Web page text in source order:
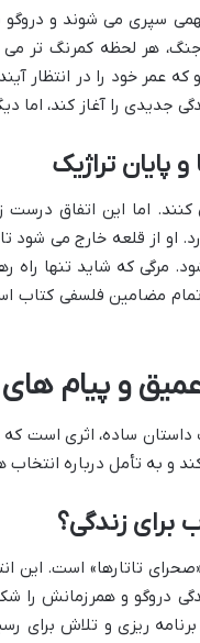
سپری می شوند و
هر لحظه کمرنگ تر می
عمر خود را در انتظار
جدیدی را آغاز کند، اما
پایان تراژیک
کنند. اما این اتفاق
او از قلعه خارج می
مرگی که شاید تنها راه
تمام مضامین فلسفی کتاب
و پیام
داستان ساده، اثری است
و به تأمل درباره
برای زندگی؟
تاتارها» است. این
دروگو و همرزمانش را
برنامه ریزی و تلاش